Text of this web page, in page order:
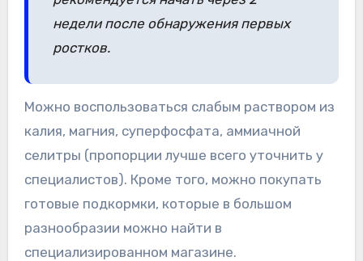
недели после обнаружения первых
ростков.
Можно воспользоваться слабым раствором из
калия, магния, суперфосфата, аммиачной
селитры (пропорции лучше всего уточнить у
специалистов). Кроме того, можно покупать
готовые подкормки, которые в большом
разнообразии можно найти в
специализированном магазине.